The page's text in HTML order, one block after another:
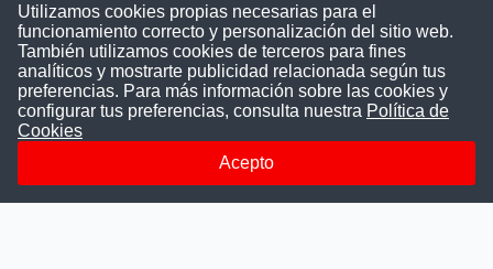
Puede comunicarse con nosotros a través
nuestras redes sociales o del correo:
contacto@convocatoriasdetrabajo.com
Siguenos en:
Utilizamos cookies propias necesarias para el
funcionamiento correcto y personalización del sitio web.
También utilizamos cookies de terceros para fines
analíticos y mostrarte publicidad relacionada según tus
preferencias. Para más información sobre las cookies y
configurar tus preferencias, consulta nuestra Política de
Cookies
Acepto